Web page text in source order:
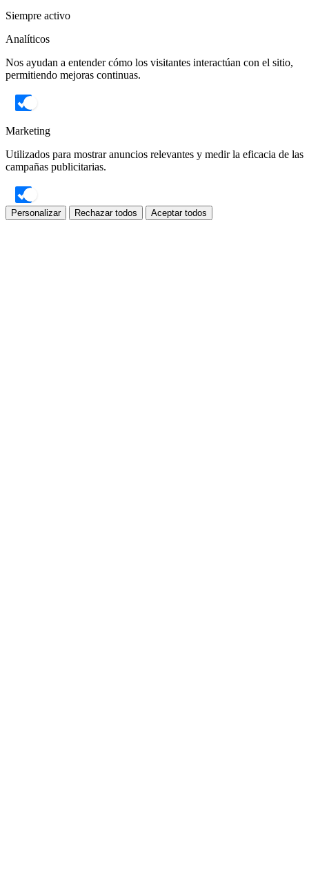
Siempre activo
Analíticos
Nos ayudan a entender cómo los visitantes interactúan con el sitio,
permitiendo mejoras continuas.
Marketing
Utilizados para mostrar anuncios relevantes y medir la eficacia de las
campañas publicitarias.
Personalizar Rechazar todos Aceptar todos